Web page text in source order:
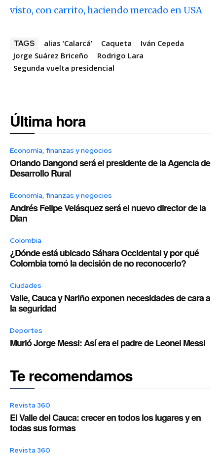
visto, con carrito, haciendo mercado en USA
TAGS alias ‘Calarcá’ Caqueta
Iván Cepeda
Jorge Suárez Briceño
Rodrigo Lara
Segunda vuelta presidencial
Última hora
Economía, finanzas y negocios
Orlando Dangond será el presidente de la Agencia de
Desarrollo Rural
Economía, finanzas y negocios
Andrés Felipe Velásquez será el nuevo director de la
Dian
Colombia
¿Dónde está ubicado Sáhara Occidental y por qué
Colombia tomó la decisión de no reconocerlo?
Ciudades
Valle, Cauca y Nariño exponen necesidades de cara a
la seguridad
Deportes
Murió Jorge Messi: Así era el padre de Leonel Messi
Te recomendamos
Revista 360
El Valle del Cauca: crecer en todos los lugares y en
todas sus formas
Revista 360